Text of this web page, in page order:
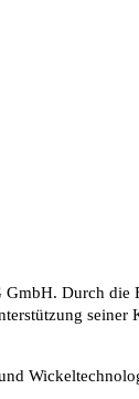
Durch die
seiner